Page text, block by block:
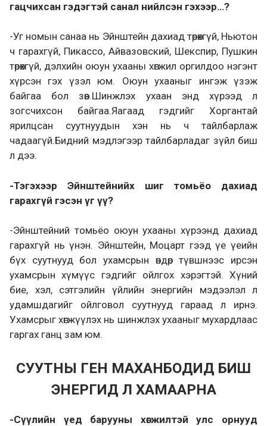
гацчихсан гэдэгтэй санал нийлсэн гэхээр…?
-Уг номын санаа нь Эйнштейн дахиад төрөхгүй, Ньютон
ч гарахгүй, Пикассо, Айвазовский, Шекспир, Пушкин
төрөхгүй, дэлхийн оюун ухааны хөгжил оргилдоо нэгэнт
хүрсэн гэх үзэл юм. Оюун ухааныг ингэж үзэж
байгаа бол зөв.Шинжлэх ухаан энд хүрээд л
зогсчихсон байгаа.Яагаад гэдгийг Хоргантай
ярилцсан суутнуудын хэн нь ч тайлбарлаж
чадаагүй.Бидний мэдлэгээр тайлбарладаг зүйл биш
л дээ.
-Тэгэхээр Эйнштейнийх шиг томьёо дахиад
гарахгүй гэсэн үг үү?
-Эйнштейний томьёо оюун ухааны хүрээнд дахиад
гарахгүй нь үнэн. Эйнштейн, Моцарт гээд үе үеийн
бүх суутнууд бол ухамсрын өндөр түвшнээс ирсэн
ухамсрын хүмүүс гэдгийг ойлгох хэрэгтэй. Хүний
бие, хэл, сэтгэлийн үйлийн энергийн мэдээлэл л
удамшдагийг ойлговол суутнууд гараад л ирнэ.
Ухамсрыг хөгжүүлэх нь шинжлэх ухааныг мухардлаас
гаргах ганц зам юм.
СУУТНЫ ГЕН МАХАНБОДИД БИШ
ЭНЕРГИД Л ХАМААРНА
-Сүүлийн үед барууны хөгжилтэй улс орнууд